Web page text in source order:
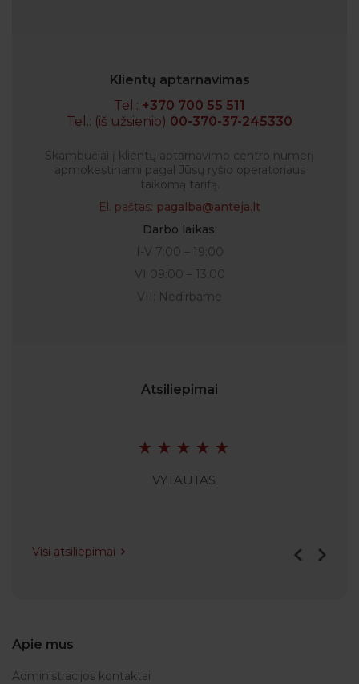
Klientų aptarnavimas
Tel.: +370 700 55 511
Tel.: (iš užsienio) 00-370-37-245330
Skambučiai į klientų aptarnavimo centro numerį
apmokestinami pagal Jūsų ryšio operatoriaus
taikomą tarifą.
El. paštas: pagalba@anteja.lt
Darbo laikas:
I-V 7:00 – 19:00
VI 09:00 – 13:00
VII: Nedirbame
Atsiliepimai
VYTAUTAS
Visi atsiliepimai
Apie mus
Administracijos kontaktai